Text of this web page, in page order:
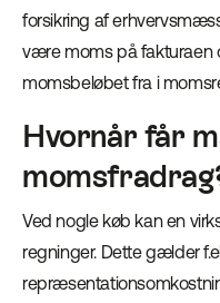
forsikring af
være moms på fakturaen
momsbeløbet fra i
Hvornår får
Ved nogle køb kan en
regninger. Dette gælder